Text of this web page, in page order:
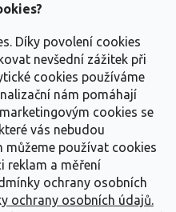
Díky povolení cookies
nevšední zážitek při
cookies používáme
nám pomáhají
cookies se
vás nebudou
můžeme používat cookies
reklam a měření
ochrany osobních
ochrany osobních údajů.